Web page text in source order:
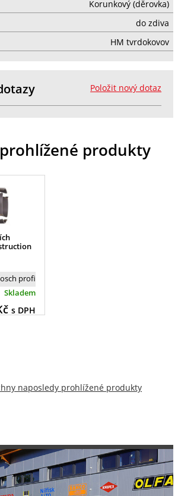
Korunkový (děrovka)
do zdiva
HM tvrdokovov
Položit nový dotaz
produkty
profi
Skladem
s DPH
naposledy prohlížené produkty